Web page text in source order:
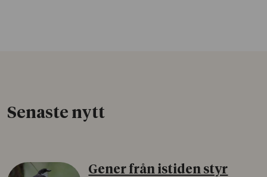
Senaste nytt
Gener från istiden styr